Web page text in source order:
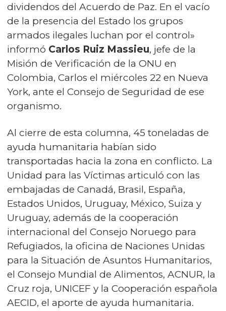
dividendos del Acuerdo de Paz. En el vacío
de la presencia del Estado los grupos
armados ilegales luchan por el control»
informó Carlos Ruiz Massieu, jefe de la
Misión de Verificación de la ONU en
Colombia, Carlos el miércoles 22 en Nueva
York, ante el Consejo de Seguridad de ese
organismo.
Al cierre de esta columna, 45 toneladas de
ayuda humanitaria habían sido
transportadas hacia la zona en conflicto. La
Unidad para las Víctimas articuló con las
embajadas de Canadá, Brasil, España,
Estados Unidos, Uruguay, México, Suiza y
Uruguay, además de la cooperación
internacional del Consejo Noruego para
Refugiados, la oficina de Naciones Unidas
para la Situación de Asuntos Humanitarios,
el Consejo Mundial de Alimentos, ACNUR, la
Cruz roja, UNICEF y la Cooperación española
AECID, el aporte de ayuda humanitaria.